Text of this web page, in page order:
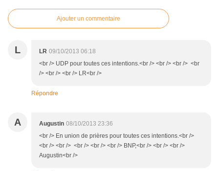
Ajouter un commentaire
L LR 09/10/2013 06:18
<br /> UDP pour toutes ces intentions.<br /> <br /> <br /> <br
/> <br /> <br /> LR<br />
Répondre
A Augustin 08/10/2013 23:36
<br /> En union de prières pour toutes ces intentions.<br />
<br /> <br /> <br /> <br /> <br /> BNP,<br /> <br /> <br />
Augustin<br />